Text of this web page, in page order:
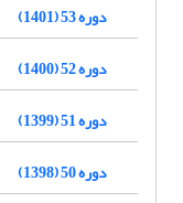
دوره 53 (1401)
دوره 52 (1400)
دوره 51 (1399)
دوره 50 (1398)